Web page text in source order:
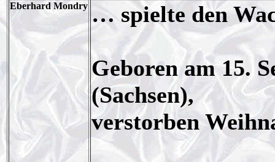
Eberhard Mondry … spielte den
Geboren am 15.
(Sachsen),
verstorben